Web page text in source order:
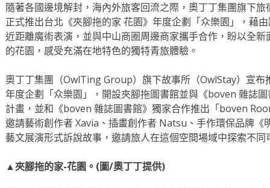
隨著各國邊境解封，海內外旅客回流之際，奧丁丁集團旗下
正式推出台北《夾腳拖的家 花園》年度企劃「众樂園」，藉
近距離魔術表演，並與中山商圈周邊商家攜手合作，盼以全
的花園，感受充滿在地特色的獨特青旅體驗。
奧丁丁集團（OwlTing Group）旗下故事所（OwlStay）宣布
年度企劃「众樂園」，開設夾腳拖圖書館並與《boven 雜誌
計畫，並和《boven 雜誌圖書館》獨家合作推出「boven
邀請藝術創作者 Xavia、插畫創作者 Natsu、手作環保品牌《
藝文展演形式訴說故事，邀請旅人在這個空間場域中探索不同
▲夾腳拖的家-花園。(圖/奧丁丁提供)